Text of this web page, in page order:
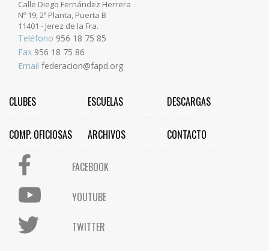
Calle Diego Fernández Herrera
Nº 19, 2º Planta, Puerta B
11401 - Jerez de la Fra.
Teléfono 956 18 75 85
Fax 956 18 75 86
Email federacion@fapd.org
CLUBES ESCUELAS DESCARGAS
COMP. OFICIOSAS ARCHIVOS CONTACTO
FACEBOOK
YOUTUBE
TWITTER